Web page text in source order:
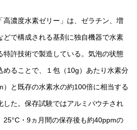
高濃度水素ゼリー」は、ゼラチン、増
どで構成される基剤に独自機器で水素
特許技術で製造している。気泡の状態
めることで、１包（10g）あたり水素分
と既存の水素水の約100倍に相当する
した。保存試験ではアルミパウチされ
25°C・9ヵ月間の保存後も約40ppmの